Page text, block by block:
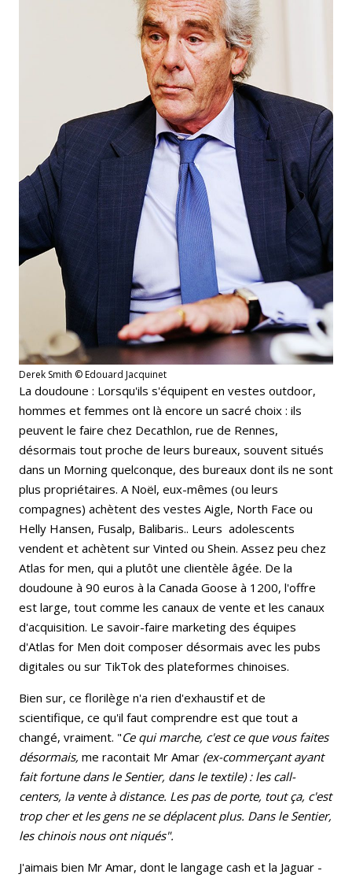
Derek Smith © Edouard Jacquinet
La doudoune : Lorsqu'ils s'équipent en vestes outdoor,
hommes et femmes ont là encore un sacré choix : ils
peuvent le faire chez Decathlon, rue de Rennes,
désormais tout proche de leurs bureaux, souvent situés
dans un Morning quelconque, des bureaux dont ils ne sont
plus propriétaires. A Noël, eux-mêmes (ou leurs
compagnes) achètent des vestes Aigle, North Face ou
Helly Hansen, Fusalp, Balibaris.. Leurs adolescents
vendent et achètent sur Vinted ou Shein. Assez peu chez
Atlas for men, qui a plutôt une clientèle âgée. De la
doudoune à 90 euros à la Canada Goose à 1200, l'offre
est large, tout comme les canaux de vente et les canaux
d'acquisition. Le savoir-faire marketing des équipes
d'Atlas for Men doit composer désormais avec les pubs
digitales ou sur TikTok des plateformes chinoises.
Bien sur, ce florilège n'a rien d'exhaustif et de
scientifique, ce qu'il faut comprendre est que tout a
changé, vraiment. "Ce qui marche, c'est ce que vous faites
désormais, me racontait Mr Amar (ex-commerçant ayant
fait fortune dans le Sentier, dans le textile) : les call-
centers, la vente à distance. Les pas de porte, tout ça, c'est
trop cher et les gens ne se déplacent plus. Dans le Sentier,
les chinois nous ont niqués".
J'aimais bien Mr Amar, dont le langage cash et la Jaguar -